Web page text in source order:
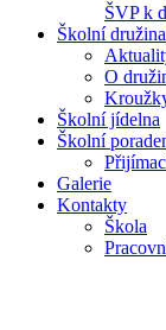
ŠVP k
Školní družina
O
Školní jídelna
Školní
Galerie
Kontakty
Škola